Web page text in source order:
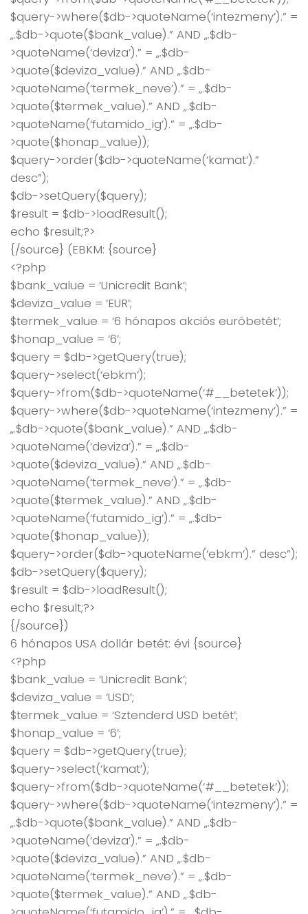
$query->where($db->quoteName(‘intezmeny’).” =
„.$db->quote($bank_value).” AND „.$db-
>quoteName(‘deviza’).” = „.$db-
>quote($deviza_value).” AND „.$db-
>quoteName(‘termek_neve’).” = „.$db-
>quote($termek_value).” AND „.$db-
>quoteName(‘futamido_ig’).” = „.$db-
>quote($honap_value));
$query->order($db->quoteName(‘kamat’).”
desc”);
$db->setQuery($query);
$result = $db->loadResult();
echo $result;?>
{/source} (EBKM: {source}
<?php
$bank_value = ‘Unicredit Bank’;
$deviza_value = ‘EUR’;
$termek_value = ‘6 hónapos akciós euróbetét’;
$honap_value = ‘6’;
$query = $db->getQuery(true);
$query->select(‘ebkm’);
$query->from($db->quoteName(‘#__betetek’));
$query->where($db->quoteName(‘intezmeny’).” =
„.$db->quote($bank_value).” AND „.$db-
>quoteName(‘deviza’).” = „.$db-
>quote($deviza_value).” AND „.$db-
>quoteName(‘termek_neve’).” = „.$db-
>quote($termek_value).” AND „.$db-
>quoteName(‘futamido_ig’).” = „.$db-
>quote($honap_value));
$query->order($db->quoteName(‘ebkm’).” desc”);
$db->setQuery($query);
$result = $db->loadResult();
echo $result;?>
{/source})
6 hónapos USA dollár betét: évi {source}
<?php
$bank_value = ‘Unicredit Bank’;
$deviza_value = ‘USD’;
$termek_value = ‘Sztenderd USD betét’;
$honap_value = ‘6’;
$query = $db->getQuery(true);
$query->select(‘kamat’);
$query->from($db->quoteName(‘#__betetek’));
$query->where($db->quoteName(‘intezmeny’).” =
„.$db->quote($bank_value).” AND „.$db-
>quoteName(‘deviza’).” = „.$db-
>quote($deviza_value).” AND „.$db-
>quoteName(‘termek_neve’).” = „.$db-
>quote($termek_value).” AND „.$db-